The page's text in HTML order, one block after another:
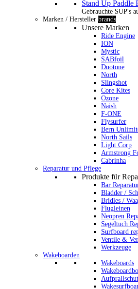
Stand Up Paddle
Gebrauchte SUP's
Marken / Hersteller brands
Unsere Marken
Ride Engine
ION
Mystic
SABfoil
Duotone
North
Slingshot
Core Kites
Ozone
Naish
F-ONE
Flysurfer
Bern
North Sails
Light Corp
Armstrong
Cabrinha
Reparatur und Pflege
Produkte für
Bar
Bladder /
Bridles /
Flugleinen
Neopren
Segeltuch
Surfboard
Ventile &
Werkzeuge
Wakeboarden
Wakeboards